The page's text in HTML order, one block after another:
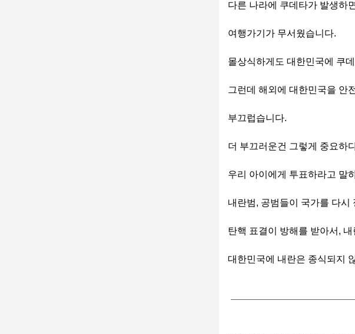
다른 나라에 쿠데타가 발생하
여행가기가 무서웠습니다.
몰상식하게도 대한민국에 쿠
그런데 해외에 대한민국을 안
부끄럽습니다.
더 부끄러운건 그렇게 중요하
우리 아이에게 투표하라고 말
내란범, 공범들이 국가를 다시
탄핵 표결이 방해를 받아서,
대한민국에 내란은 종식되지